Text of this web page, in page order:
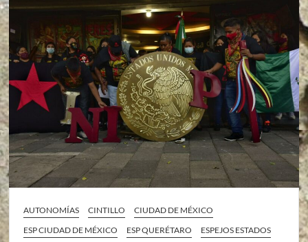
AUTONOMÍAS CINTILLO
CIUDAD DE MÉXICO
ESP CIUDAD DE MÉXICO
ESP QUERÉTARO
ESPEJOS ESTADOS